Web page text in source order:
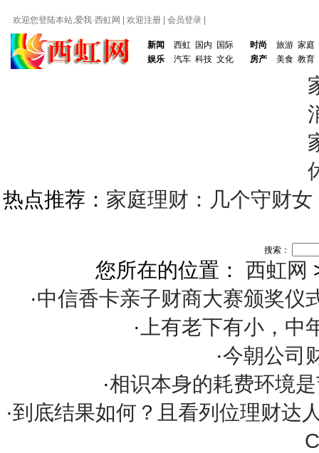
欢迎您登陆本站,爱我·西虹网 欢迎注册 会员登录
新闻 西虹 国内
国际
娱乐
汽车 科技 文化
时尚 旅游 家庭
房产
美食 教育
热点推荐： 家庭理财：几个守财女
搜索：
您所在的位置： 西虹网
·中信香卡亲子财商大赛颁奖仪
· 上有老下有小，
·今朝公司
·相识本身的耗费环境
·到底结果如何？且看列位理财达